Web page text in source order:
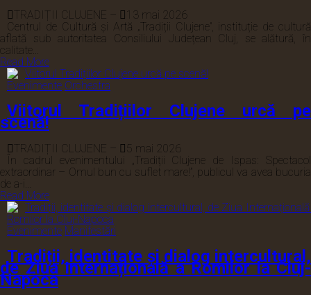
TRADIȚII CLUJENE
13 mai 2026
Centrul de Cultură și Artă „Tradiții Clujene”, instituție de cultură
aflată sub autoritatea Consiliului Județean Cluj, se alătură, în
calitate...
Read More
Evenimente Orchestra
Viitorul Tradițiilor Clujene urcă pe
scenă!
TRADIȚII CLUJENE
5 mai 2026
În cadrul evenimentului „Tradiții Clujene de Ispas: Spectacol
extraordinar – Omul bun cu suflet mare!”, publicul va avea bucuria
de a-i...
Read More
Evenimente Manifestări
Tradiții, identitate și dialog intercultural,
de Ziua Internațională a Romilor la Cluj-
Napoca